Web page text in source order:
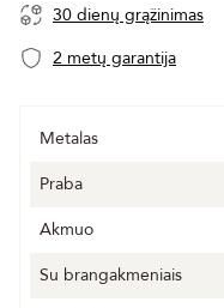
30 dienų grąžinimas
2 metų garantija
Metalas
Praba
Akmuo
Su brangakmeniais